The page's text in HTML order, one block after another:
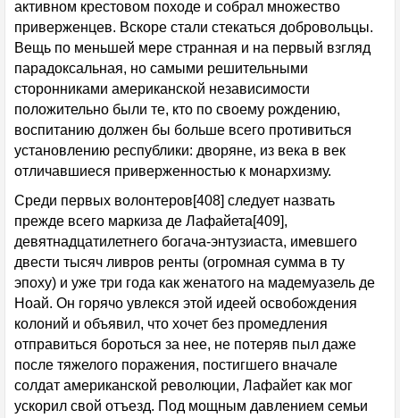
активном крестовом походе и собрал множество
приверженцев. Вскоре стали стекаться добровольцы.
Вещь по меньшей мере странная и на первый взгляд
парадоксальная, но самыми решительными
сторонниками американской независимости
положительно были те, кто по своему рождению,
воспитанию должен бы больше всего противиться
установлению республики: дворяне, из века в век
отличавшиеся приверженностью к монархизму.
Среди первых волонтеров[408] следует назвать
прежде всего маркиза де Лафайета[409],
девятнадцатилетнего богача-энтузиаста, имевшего
двести тысяч ливров ренты (огромная сумма в ту
эпоху) и уже три года как женатого на мадемуазель де
Ноай. Он горячо увлекся этой идеей освобождения
колоний и объявил, что хочет без промедления
отправиться бороться за нее, не потеряв пыл даже
после тяжелого поражения, постигшего вначале
солдат американской революции, Лафайет как мог
ускорил свой отъезд. Под мощным давлением семьи